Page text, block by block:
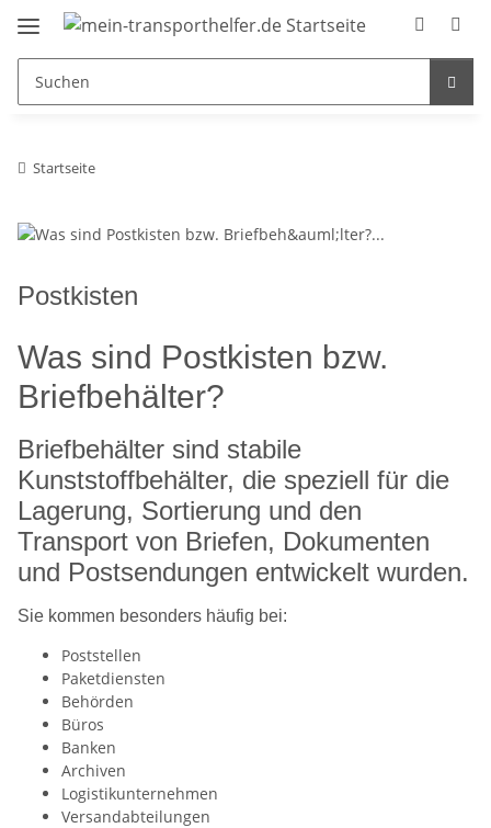
Startseite
Postkisten
Was sind Postkisten bzw.
Briefbehälter?
Briefbehälter sind stabile
Kunststoffbehälter, die speziell für die
Lagerung, Sortierung und den
Transport von Briefen, Dokumenten
und Postsendungen entwickelt wurden.
Sie kommen besonders häufig bei:
Poststellen
Paketdiensten
Behörden
Büros
Banken
Archiven
Logistikunternehmen
Versandabteilungen